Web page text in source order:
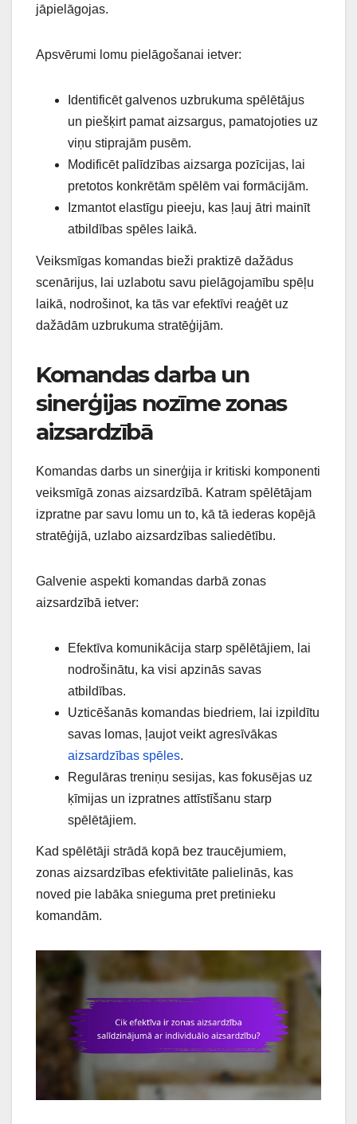
jāpielāgojas.
Apsvērumi lomu pielāgošanai ietver:
Identificēt galvenos uzbrukuma spēlētājus
un piešķirt pamat aizsargus, pamatojoties uz
viņu stiprajām pusēm.
Modificēt palīdzības aizsarga pozīcijas, lai
pretotos konkrētām spēlēm vai formācijām.
Izmantot elastīgu pieeju, kas ļauj ātri mainīt
atbildības spēles laikā.
Veiksmīgas komandas bieži praktizē dažādus
scenārijus, lai uzlabotu savu pielāgojamību spēļu
laikā, nodrošinot, ka tās var efektīvi reaģēt uz
dažādām uzbrukuma stratēģijām.
Komandas darba un
sinerģijas nozīme zonas
aizsardzībā
Komandas darbs un sinerģija ir kritiski komponenti
veiksmīgā zonas aizsardzībā. Katram spēlētājam
izpratne par savu lomu un to, kā tā iederas kopējā
stratēģijā, uzlabo aizsardzības saliedētību.
Galvenie aspekti komandas darbā zonas
aizsardzībā ietver:
Efektīva komunikācija starp spēlētājiem, lai
nodrošinātu, ka visi apzinās savas
atbildības.
Uzticēšanās komandas biedriem, lai izpildītu
savas lomas, ļaujot veikt agresīvākas
aizsardzības spēles.
Regulāras treniņu sesijas, kas fokusējas uz
ķīmijas un izpratnes attīstīšanu starp
spēlētājiem.
Kad spēlētāji strādā kopā bez traucējumiem,
zonas aizsardzības efektivitāte palielinās, kas
noved pie labāka snieguma pret pretinieku
komandām.